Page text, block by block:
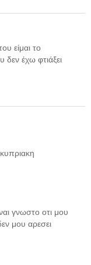
είμαι το
δεν έχω φτιάξει
γνωστο οτι μου
μου αρεσει